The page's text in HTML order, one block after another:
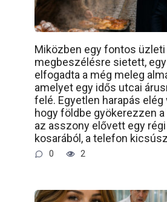
Miközben egy fontos üzleti
megbeszélésre sietett,
elfogadta a még meleg
amelyet egy idős utcai
felé. Egyetlen harapás elég
hogy földbe gyökerezzen
az asszony elővett egy
kosarából, a telefon
0 2